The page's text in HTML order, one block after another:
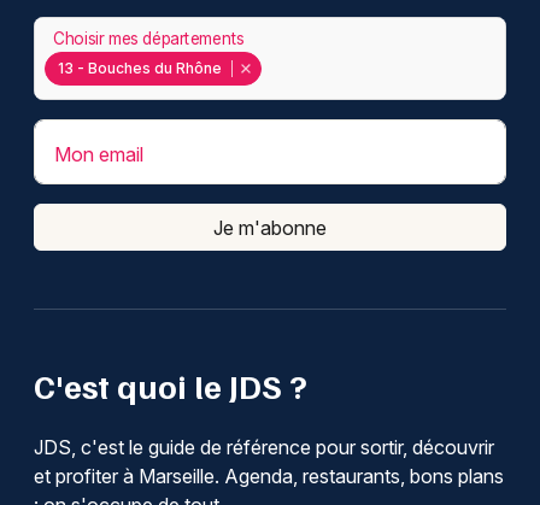
C'est quoi le JDS ?
JDS, c'est le guide de référence pour sortir, découvrir
et profiter à Marseille. Agenda, restaurants, bons plans
13 - Bouches du Rhône
Choisir mes départements
Mon email
Je m'abonne